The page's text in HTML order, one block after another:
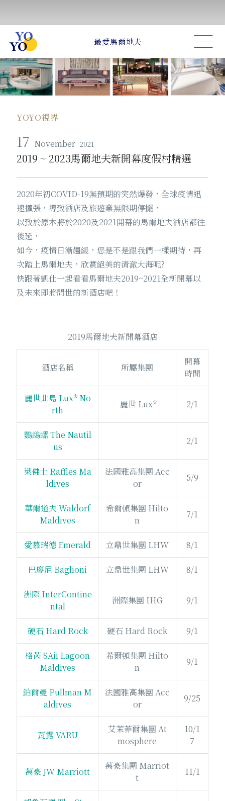
YOYO視界
2019 ~ 2023馬爾地夫新開幕度假村精選
17 November 2021
2020年初COVID-19無預期的突然爆發，全球疫情迅
速擴張，導致酒店及旅遊業無限期停擺，
以致於原本將於2020及2021開幕的馬爾地夫酒店都往
後延，
如今，疫情日漸趨緩，您是不是跟我們一樣期待，再
次踏上馬爾地夫，欣賞絕美的清澈大海呢?
快跟著凱仕一起看看馬爾地夫2019~2021全新開幕以
及未來即將問世的新酒店吧！
2019馬爾地夫新開幕酒店
酒店名稱 所屬集團
開幕
時間
麗世北島 Lux* No
rth
麗世 Lux* 2/1
鸚鵡螺 The Nautil
us
2/1
萊佛士 Raffles Ma
ldives
法國雅高集團 Acc
or
5/9
華爾道夫 Waldorf
Maldives
希爾頓集團 Hilto
n
7/1
愛慕瑞德 Emerald 立鼎世集團 LHW 8/1
巴廖尼 Baglioni 立鼎世集團 LHW 8/1
洲際 InterContine
ntal
洲際集團 IHG 9/1
硬石 Hard Rock 硬石 Hard Rock 9/1
格芮 SAii Lagoon
Maldives
希爾頓集團 Hilto
n
9/1
鉑爾曼 Pullman M
aldives
法國雅高集團 Acc
or
9/25
瓦露 VARU
艾茉菲爾集團 At
mosphere
10/1
7
萬豪 JW Marriott
萬豪集團 Marriot
t
11/1